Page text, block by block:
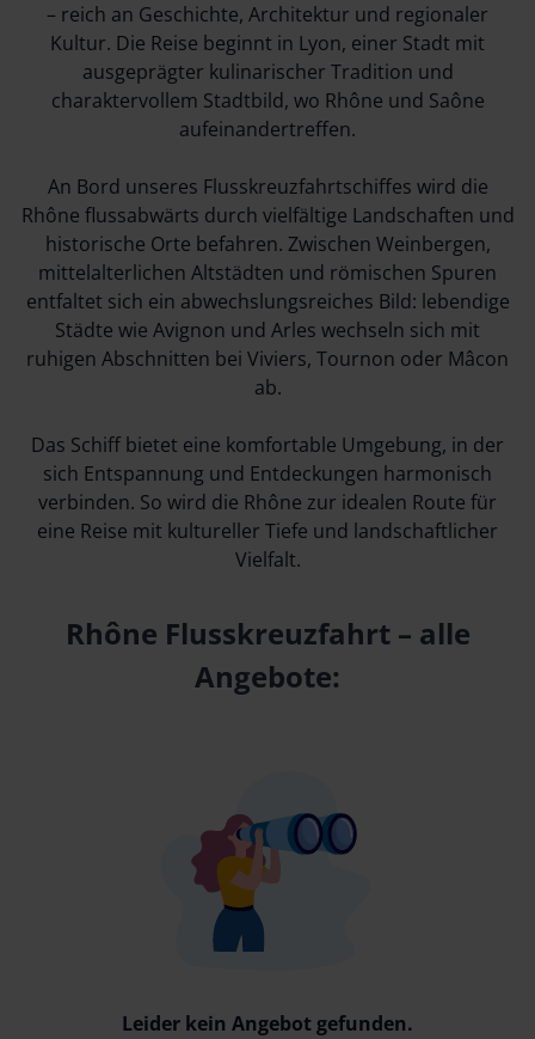
– reich an Geschichte, Architektur und regionaler
Kultur. Die Reise beginnt in Lyon, einer Stadt mit
ausgeprägter kulinarischer Tradition und
charaktervollem Stadtbild, wo Rhône und Saône
aufeinandertreffen.
An Bord unseres Flusskreuzfahrtschiffes wird die
Rhône flussabwärts durch vielfältige Landschaften und
historische Orte befahren. Zwischen Weinbergen,
mittelalterlichen Altstädten und römischen Spuren
entfaltet sich ein abwechslungsreiches Bild: lebendige
Städte wie Avignon und Arles wechseln sich mit
ruhigen Abschnitten bei Viviers, Tournon oder Mâcon
ab.
Das Schiff bietet eine komfortable Umgebung, in der
sich Entspannung und Entdeckungen harmonisch
verbinden. So wird die Rhône zur idealen Route für
eine Reise mit kultureller Tiefe und landschaftlicher
Vielfalt.
Rhône Flusskreuzfahrt – alle
Angebote:
Leider kein Angebot gefunden.